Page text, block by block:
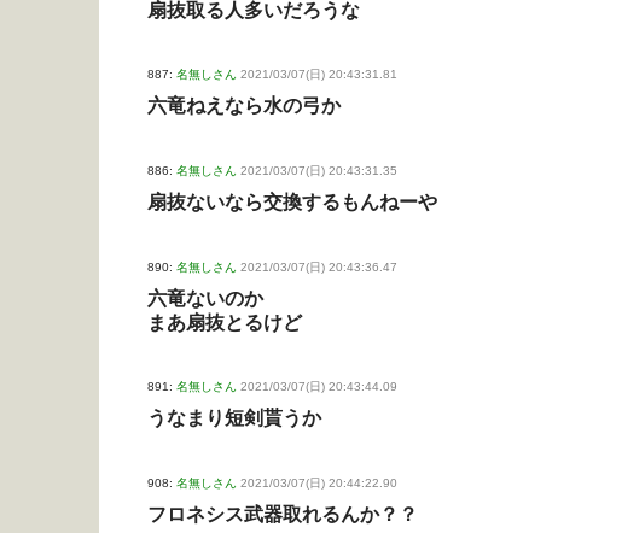
扇抜取る人多いだろうな
887: 名無しさん 2021/03/07(日) 20:43:31.81
六竜ねえなら水の弓か
886: 名無しさん 2021/03/07(日) 20:43:31.35
扇抜ないなら交換するもんねーや
890: 名無しさん 2021/03/07(日) 20:43:36.47
六竜ないのか
まあ扇抜とるけど
891: 名無しさん 2021/03/07(日) 20:43:44.09
うなまり短剣貰うか
908: 名無しさん 2021/03/07(日) 20:44:22.90
フロネシス武器取れるんか？？